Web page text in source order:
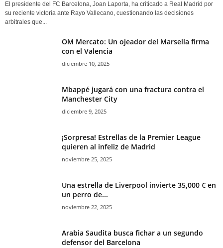
El presidente del FC Barcelona, Joan Laporta, ha criticado a Real Madrid por
su reciente victoria ante Rayo Vallecano, cuestionando las decisiones
arbitrales que...
OM Mercato: Un ojeador del Marsella firma
con el Valencia
diciembre 10, 2025
Mbappé jugará con una fractura contra el
Manchester City
diciembre 9, 2025
¡Sorpresa! Estrellas de la Premier League
quieren al infeliz de Madrid
noviembre 25, 2025
Una estrella de Liverpool invierte 35,000 € en
un perro de...
noviembre 22, 2025
Arabia Saudita busca fichar a un segundo
defensor del Barcelona